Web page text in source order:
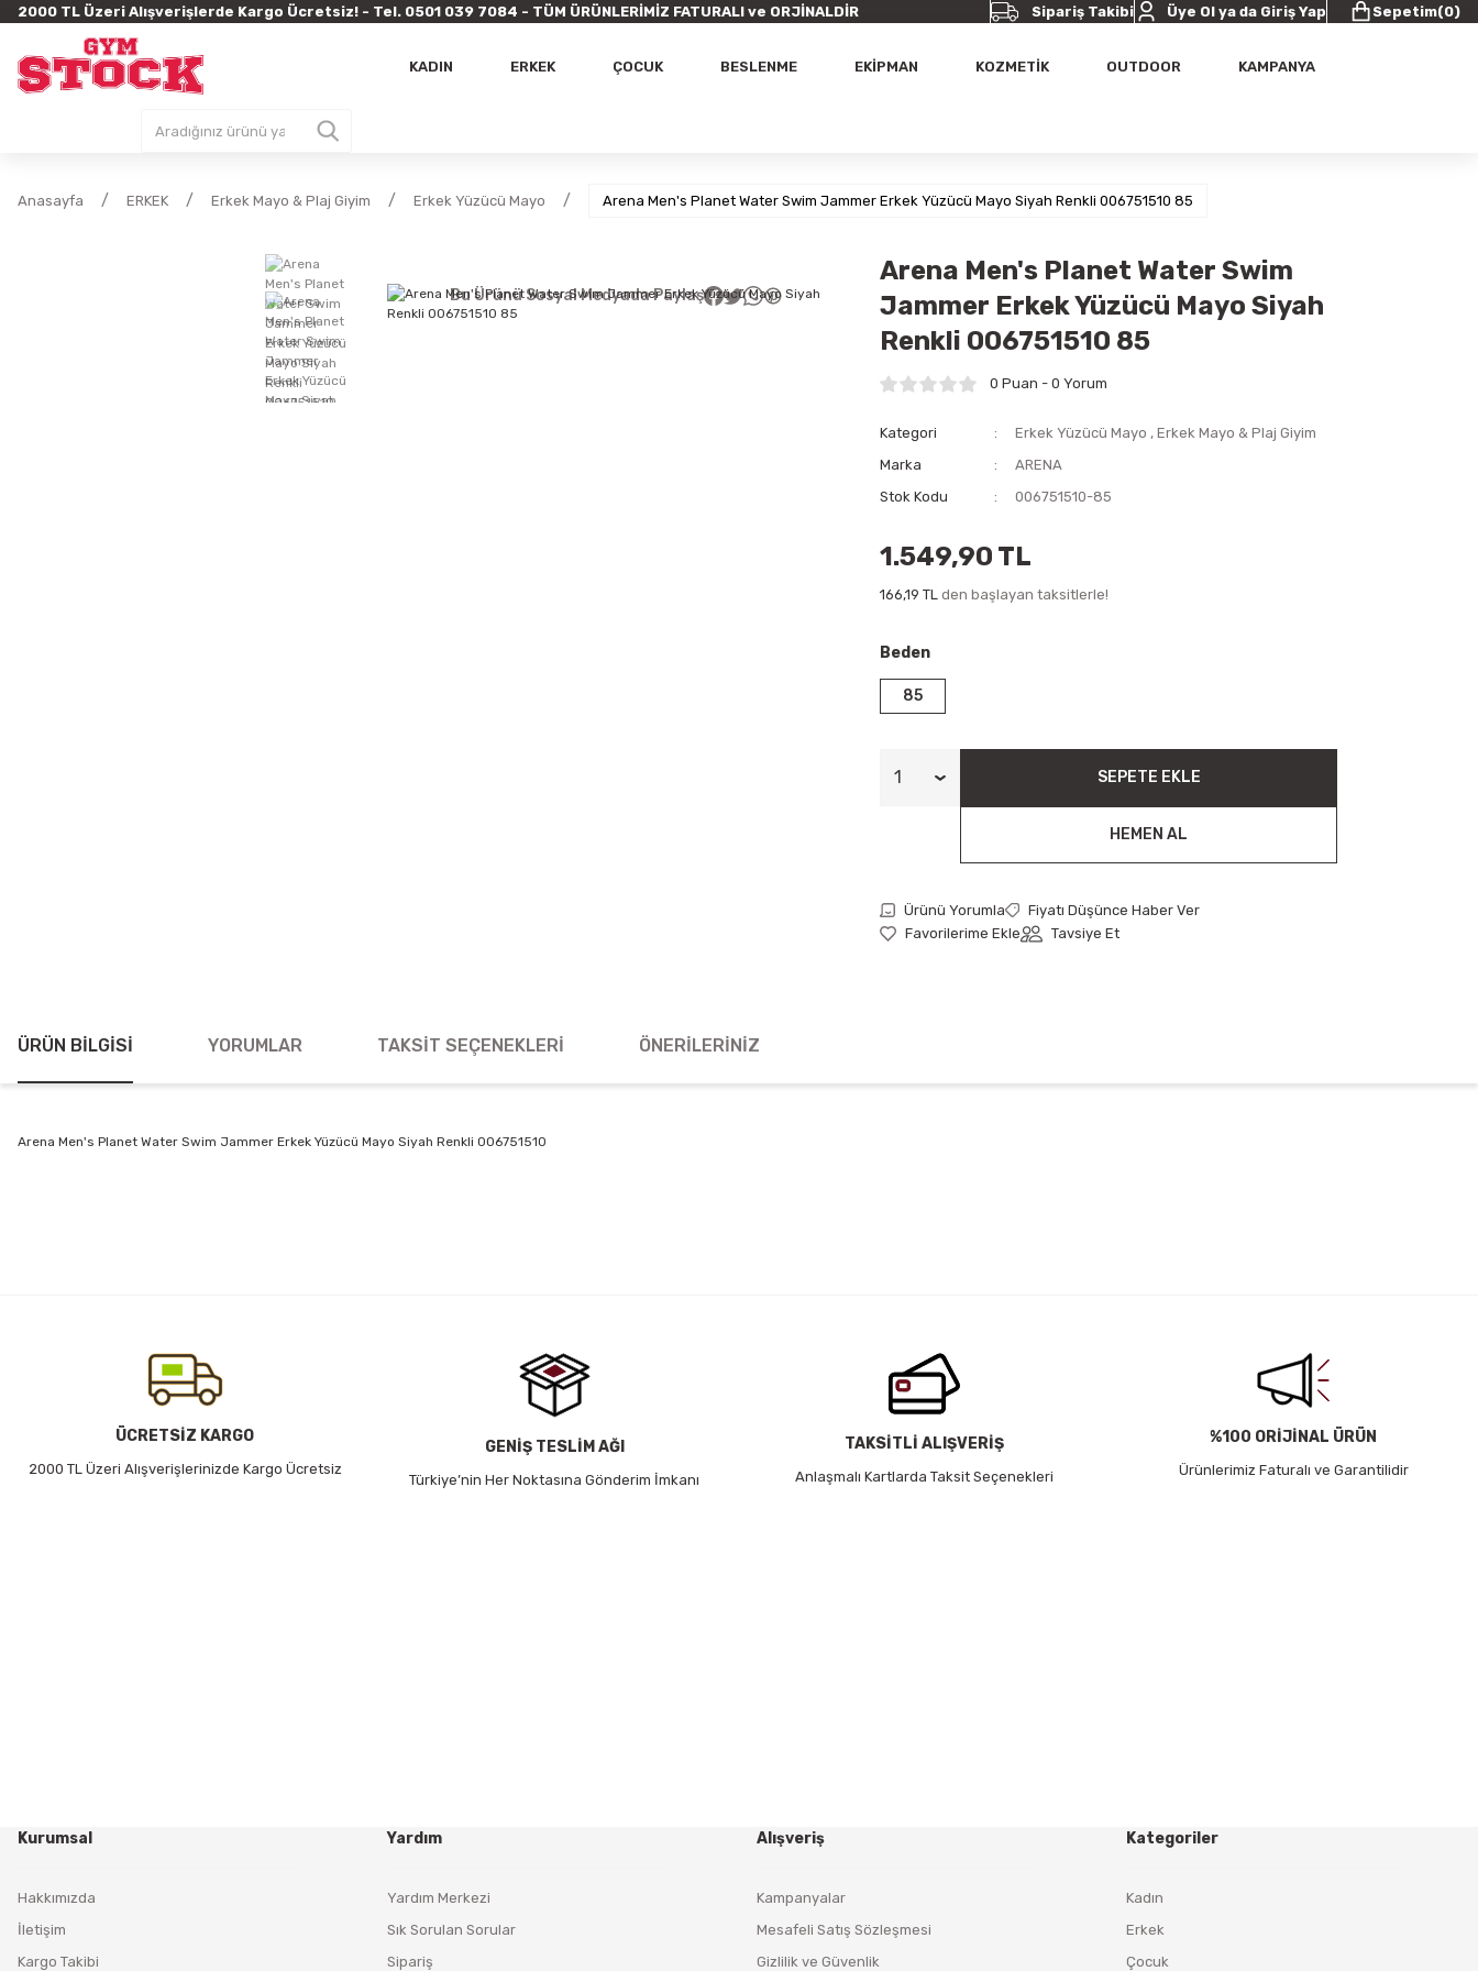
2000 TL Üzeri Alışverişlerde Kargo Ücretsiz! - Tel. 0501 039 7084 - TÜM ÜRÜNLERİMİZ FATURALI ve ORJİNALDİR Sipariş Takibi Üye Ol ya da Giriş Yap Sepetim(0)
KADIN ERKEK ÇOCUK BESLENME EKİPMAN KOZMETİK OUTDOOR KAMPANYA
Anasayfa ERKEK Erkek Mayo & Plaj Giyim Erkek Yüzücü Mayo Arena Men's Planet Water Swim Jammer Erkek Yüzücü Mayo Siyah Renkli 006751510 85
Bu Ürünü Sosyal Medyada Paylaş
Arena Men's Planet Water Swim
Jammer Erkek Yüzücü Mayo Siyah
Renkli 006751510 85
0 Puan - 0 Yorum
Kategori Erkek Yüzücü Mayo , Erkek Mayo & Plaj Giyim
Marka
ARENA
Stok Kodu
006751510-85
1.549,90 TL
166,19 TL den başlayan taksitlerle!
Beden
85
SEPETE EKLE
HEMEN AL
Ürünü Yorumla
Fiyatı Düşünce Haber Ver
Tavsiye Et
ÜRÜN BILGISI YORUMLAR TAKSIT SEÇENEKLERI ÖNERILERINIZ
Arena Men's Planet Water Swim Jammer Erkek Yüzücü Mayo Siyah Renkli 006751510
Ürün bilgilerinde hatalar bulunuyor.
Ürün fiyatı diğer sitelerden daha pahalı.
Bu ürüne benzer farklı alternatifler olmalı.
ÜCRETSİZ KARGO
2000 TL Üzeri Alışverişlerinizde Kargo Ücretsiz
GENİŞ TESLİM AĞI
Türkiye’nin Her Noktasına Gönderim İmkanı
TAKSİTLİ ALIŞVERİŞ
Anlaşmalı Kartlarda Taksit Seçenekleri
%100 ORİJİNAL ÜRÜN
Ürünlerimiz Faturalı ve Garantilidir
Kurumsal
Hakkımızda
İletişim
Kargo Takibi
Yardım
Yardım Merkezi
Sık Sorulan Sorular
Sipariş
Alışveriş
Kampanyalar
Mesafeli Satış Sözleşmesi
Gizlilik ve Güvenlik
Kategoriler
Kadın
Erkek
Çocuk